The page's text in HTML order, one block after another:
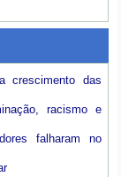
crescimento das
racismo e
falharam no